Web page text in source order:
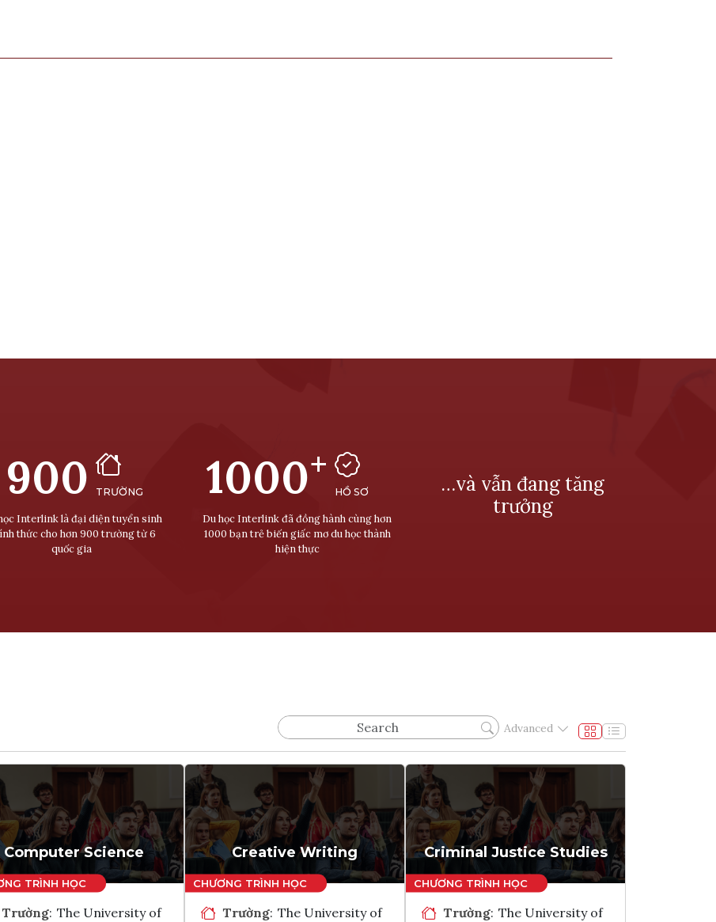
900 TRƯỜNG
Interlink là đại diện tuyển sinh
thức cho hơn 900 trường từ 6
quốc gia
1000+
HỒ SƠ
Du học Interlink đã đồng hành cùng hơn
1000 bạn trẻ biến giấc mơ du học thành
hiện thực
…và vẫn đang tăng
trưởng
Advanced
Computer Science
Trường: The University of
Creative Writing
Trường: The University of
Criminal Justice Studies
Trường: The University of